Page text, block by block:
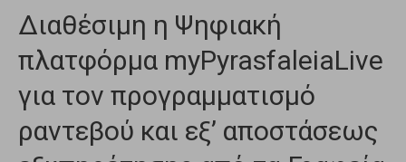
Διαθέσιμη η Ψηφιακή
πλατφόρμα myPyrasfaleiaLive
για τον προγραμματισμό
ραντεβού και εξ’ αποστάσεως